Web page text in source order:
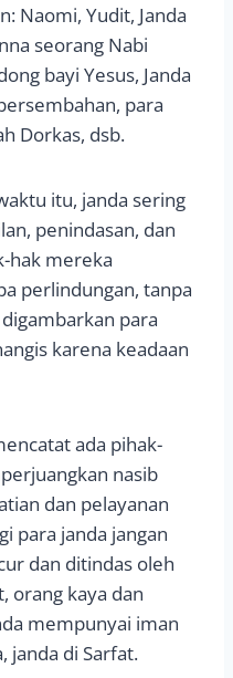
Naomi, Yudit, Janda
seorang Nabi
bayi Yesus, Janda
para
Dorkas, dsb.
itu, janda sering
penindasan, dan
hak mereka
perlindungan, tanpa
para
karena keadaan
ada pihak-
nasib
dan pelayanan
para janda jangan
dan ditindas oleh
orang kaya dan
mempunyai iman
janda di Sarfat.